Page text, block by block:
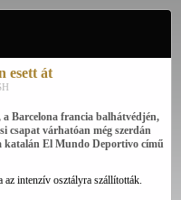
esett át
Barcelona francia balhátvédjén,
csapat várhatóan még szerdán
katalán El Mundo Deportivo című
az intenzív osztályra szállították.